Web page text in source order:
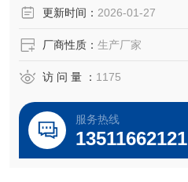
更新时间： 2026-01-27
厂商性质： 生产厂家
访 问 量 ： 1175
服务热线
13511662121